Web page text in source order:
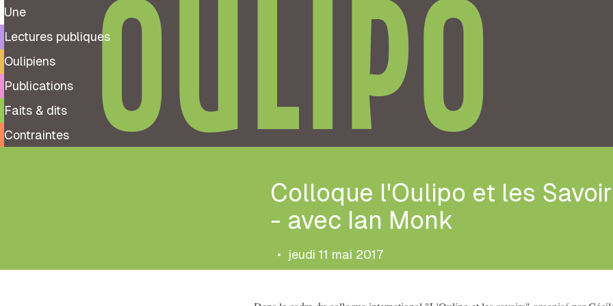
Une
Lectures publiques
Oulipiens
Publications
Faits & dits
Contraintes
OULIPO
Colloque l'Oulipo et les
- avec Ian Monk
• jeudi 11 mai 2017